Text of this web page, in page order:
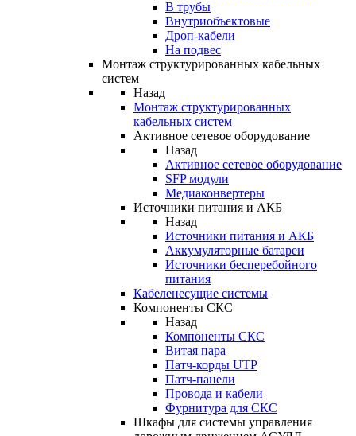
В трубы
Внутриобъектовые
Дроп-кабели
На подвес
Монтаж структурированных кабельных
систем
Назад
Монтаж структурированных
кабельных систем
Активное сетевое оборудование
Назад
Активное сетевое оборудование
SFP модули
Медиаконвертеры
Источники питания и АКБ
Назад
Источники питания и АКБ
Аккумуляторные батареи
Источники бесперебойного
питания
Кабеленесущие системы
Компоненты СКС
Назад
Компоненты СКС
Витая пара
Патч-корды UTP
Патч-панели
Провода и кабели
Фурнитура для СКС
Шкафы для системы управления